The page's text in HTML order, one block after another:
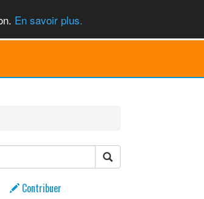
En savoir plus.
Contribuer